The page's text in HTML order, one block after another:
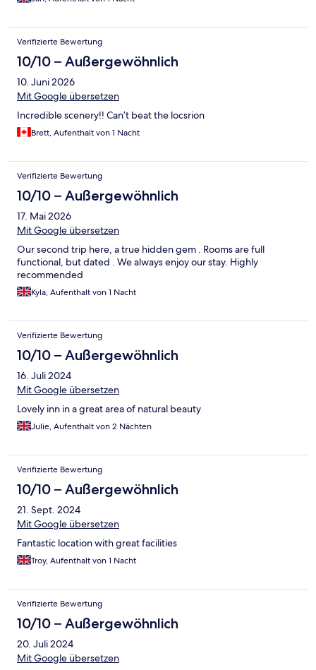
Verifizierte Bewertung
10/10 – Außergewöhnlich
10. Juni 2026
Mit Google übersetzen
Incredible scenery!! Can’t beat the locsrion
Brett, Aufenthalt von 1 Nacht
Verifizierte Bewertung
10/10 – Außergewöhnlich
17. Mai 2026
Mit Google übersetzen
Our second trip here, a true hidden gem . Rooms are full
functional, but dated . We always enjoy our stay. Highly
recommended
Kyla, Aufenthalt von 1 Nacht
Verifizierte Bewertung
10/10 – Außergewöhnlich
16. Juli 2024
Mit Google übersetzen
Lovely inn in a great area of natural beauty
Julie, Aufenthalt von 2 Nächten
Verifizierte Bewertung
10/10 – Außergewöhnlich
21. Sept. 2024
Mit Google übersetzen
Fantastic location with great facilities
Troy, Aufenthalt von 1 Nacht
Verifizierte Bewertung
10/10 – Außergewöhnlich
20. Juli 2024
Mit Google übersetzen